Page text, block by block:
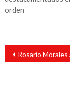
orden
Navegación
entradas
Rosario Morales asistió al evento en el teatro de la ciudad de San Andrés